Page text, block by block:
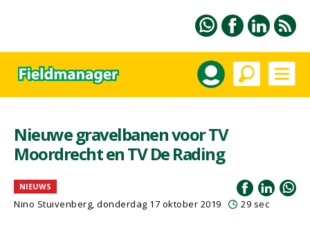
Nieuwe gravelbanen voor TV
Moordrecht en TV De Rading
NIEUWS
Nino Stuivenberg, donderdag 17 oktober 2019 29 sec